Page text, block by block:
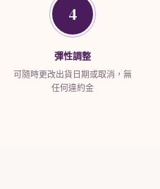
4
彈性調整
可隨時更改出貨日期或取消，無
任何違約金